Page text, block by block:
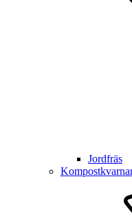
Jordfräs